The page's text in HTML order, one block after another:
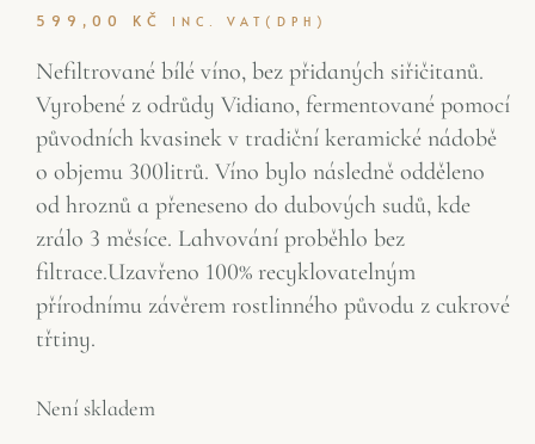
599,00 KČ INC. VAT(DPH)
Nefiltrované bílé víno, bez přidaných siřičitanů.
Vyrobené z odrůdy Vidiano, fermentované pomocí
původních kvasinek v tradiční keramické nádobě
o objemu 300litrů. Víno bylo následně odděleno
od hroznů a přeneseno do dubových sudů, kde
zrálo 3 měsíce. Lahvování proběhlo bez
filtrace.Uzavřeno 100% recyklovatelným
přírodnímu závěrem rostlinného původu z cukrové
třtiny.
Není skladem